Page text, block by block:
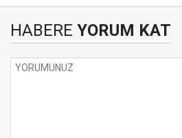
HABERE YORUM KAT